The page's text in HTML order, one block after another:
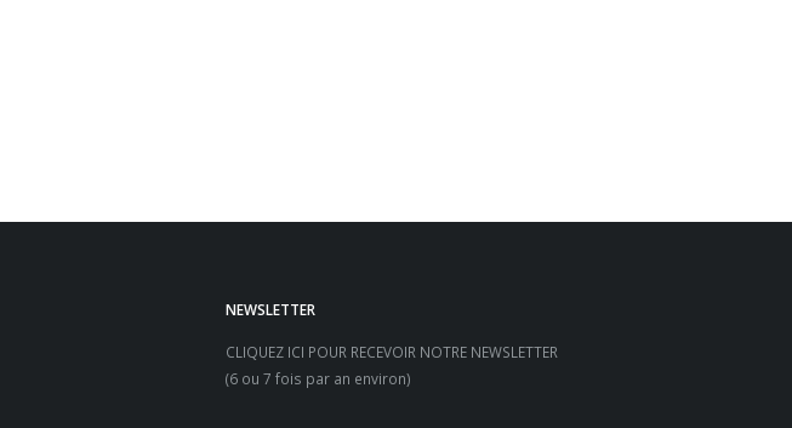
NEWSLETTER
CLIQUEZ ICI POUR RECEVOIR NOTRE NEWSLETTER
(6 ou 7 fois par an environ)